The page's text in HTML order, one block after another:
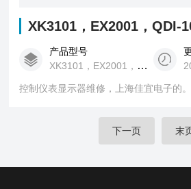
XK3101，EX2001，QDI-10A，H2B控
产品型号
XK3101，EX2001，QDI-10A，H2B
控制仪表显示器维修，上海佳宜电子的。
下一页 末